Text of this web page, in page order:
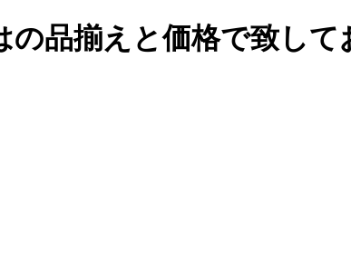
品揃えと価格で致して